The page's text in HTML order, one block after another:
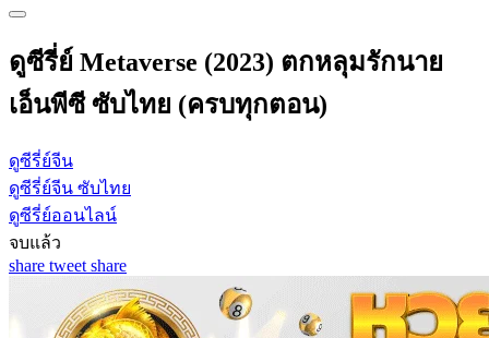
ดูซีรี่ย์ Metaverse (2023) ตกหลุมรักนาย
เอ็นพีซี ซับไทย (ครบทุกตอน)
ดูซีรี่ย์จีน
ดูซีรี่ย์จีน ซับไทย
ดูซีรี่ย์ออนไลน์
จบแล้ว
share tweet share